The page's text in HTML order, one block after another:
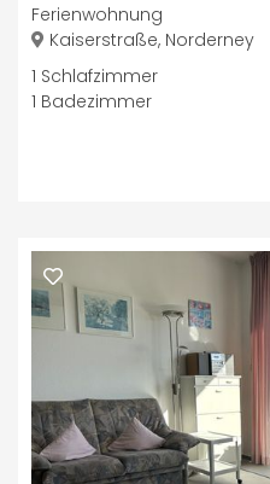
Ferienwohnung
Kaiserstraße, Norderney
1 Schlafzimmer
1 Badezimmer